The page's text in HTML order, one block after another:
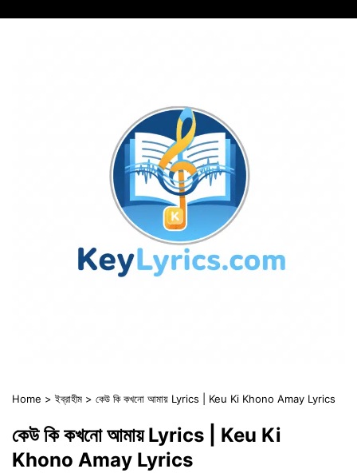
Home >ইব্রাহীম > কেউ কি কখনো আমায় Lyrics | Keu Ki Khono Amay Lyrics
কেউ কি কখনো আমায় Lyrics | Keu Ki
Khono Amay Lyrics